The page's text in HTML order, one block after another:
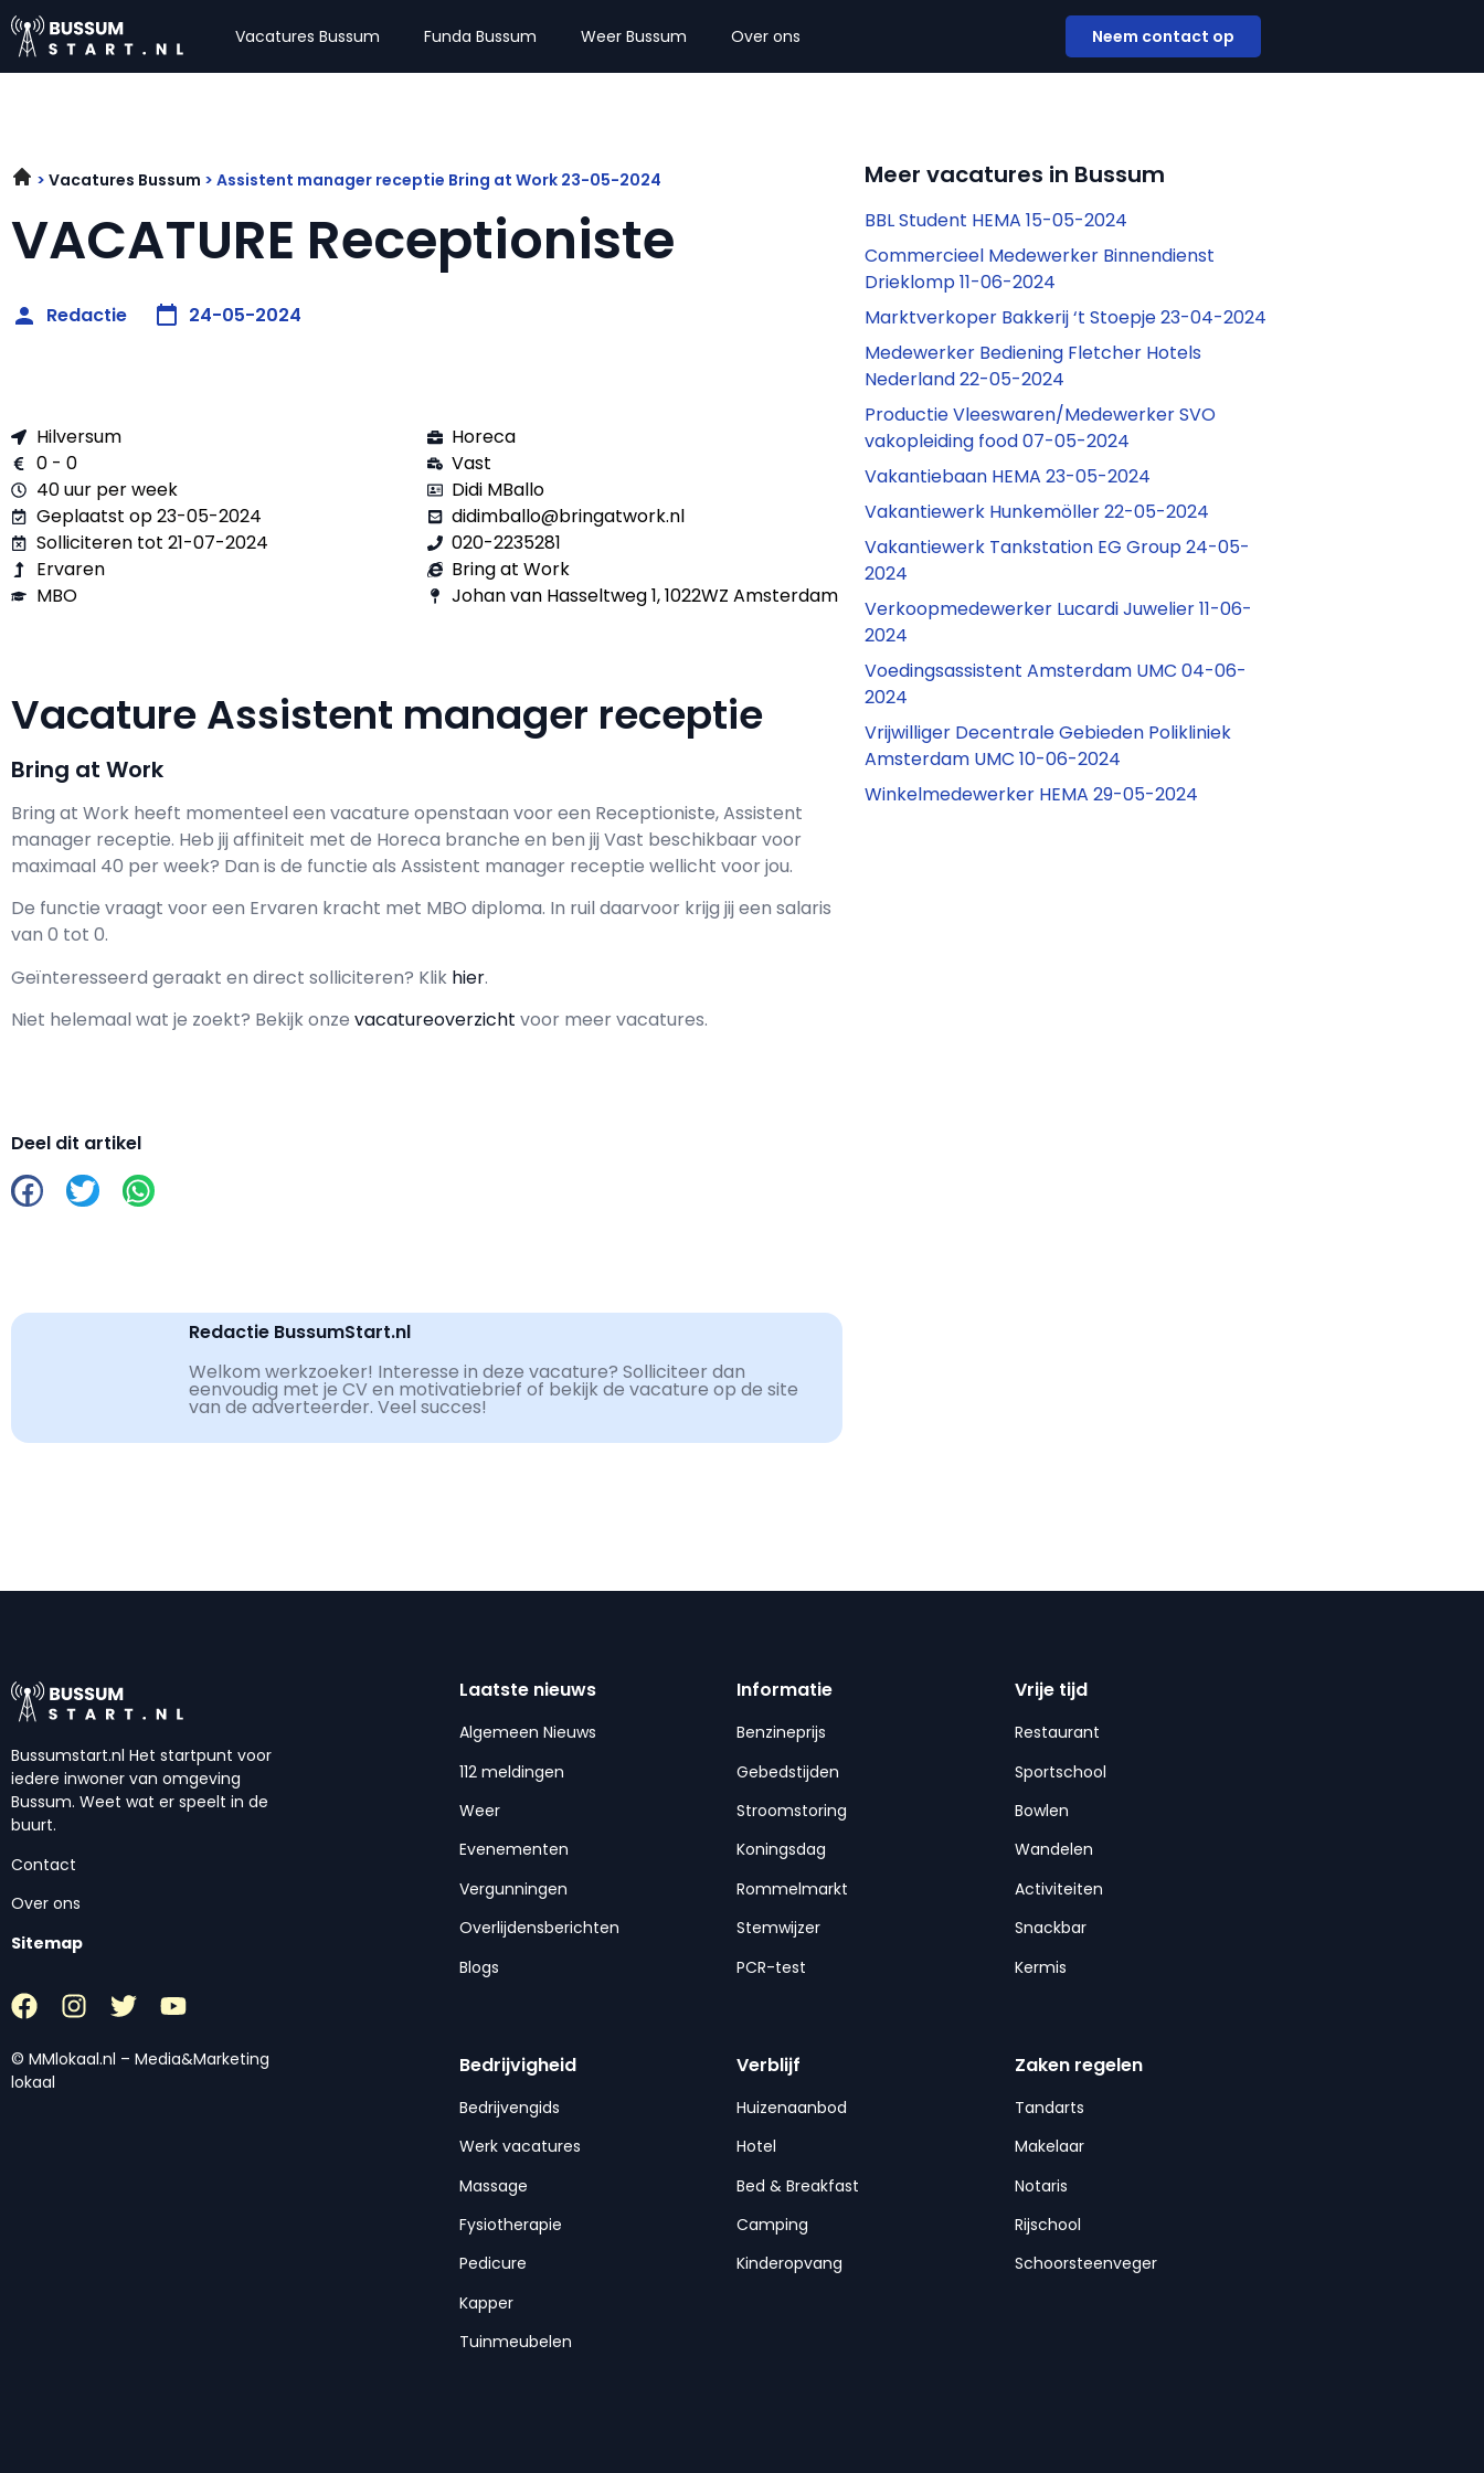
Vacatures Bussum Funda Bussum Weer Bussum Over ons Neem contact op
Vacatures Bussum Assistent manager receptie Bring at Work 23-05-2024
VACATURE Receptioniste
Redactie 24-05-2024
Hilversum
0 - 0
40 uur per week
Geplaatst op 23-05-2024
Solliciteren tot 21-07-2024
Ervaren
MBO
Horeca
Vast
Didi MBallo
didimballo@bringatwork.nl
020-2235281
Bring at Work
Johan van Hasseltweg 1, 1022WZ Amsterdam
Vacature Assistent manager receptie
Bring at Work
Bring at Work heeft momenteel een vacature openstaan voor een Receptioniste, Assistent
manager receptie. Heb jij affiniteit met de Horeca branche en ben jij Vast beschikbaar voor
maximaal 40 per week? Dan is de functie als Assistent manager receptie wellicht voor jou.
De functie vraagt voor een Ervaren kracht met MBO diploma. In ruil daarvoor krijg jij een salaris
van 0 tot 0.
Geïnteresseerd geraakt en direct solliciteren? Klik hier.
Niet helemaal wat je zoekt? Bekijk onze vacatureoverzicht voor meer vacatures.
Deel dit artikel
Redactie BussumStart.nl
Welkom werkzoeker! Interesse in deze vacature? Solliciteer dan
eenvoudig met je CV en motivatiebrief of bekijk de vacature op de site
van de adverteerder. Veel succes!
Meer vacatures in Bussum
BBL Student HEMA 15-05-2024
Commercieel Medewerker Binnendienst
Drieklomp 11-06-2024
Marktverkoper Bakkerij ‘t Stoepje 23-04-2024
Medewerker Bediening Fletcher Hotels
Nederland 22-05-2024
Productie Vleeswaren/Medewerker SVO
vakopleiding food 07-05-2024
Vakantiebaan HEMA 23-05-2024
Vakantiewerk Hunkemöller 22-05-2024
Vakantiewerk Tankstation EG Group 24-05-
2024
Verkoopmedewerker Lucardi Juwelier 11-06-
2024
Voedingsassistent Amsterdam UMC 04-06-
2024
Vrijwilliger Decentrale Gebieden Polikliniek
Amsterdam UMC 10-06-2024
Winkelmedewerker HEMA 29-05-2024
Bussumstart.nl Het startpunt voor
iedere inwoner van omgeving
Bussum. Weet wat er speelt in de
buurt.
Contact
Over ons
Sitemap
© MMlokaal.nl – Media&Marketing
lokaal
Laatste nieuws
Algemeen Nieuws
112 meldingen
Weer
Evenementen
Vergunningen
Overlijdensberichten
Blogs
Informatie
Benzineprijs
Gebedstijden
Stroomstoring
Koningsdag
Rommelmarkt
Stemwijzer
PCR-test
Vrije tijd
Restaurant
Sportschool
Bowlen
Wandelen
Activiteiten
Snackbar
Kermis
Bedrijvigheid
Bedrijvengids
Werk vacatures
Massage
Fysiotherapie
Pedicure
Kapper
Tuinmeubelen
Verblijf
Huizenaanbod
Hotel
Bed & Breakfast
Camping
Kinderopvang
Zaken regelen
Tandarts
Makelaar
Notaris
Rijschool
Schoorsteenveger